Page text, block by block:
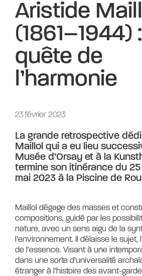
Aristide
(1861–1944)
quête de
l’harmonie
23 février 2023
La grande retrospective
Maillol qui a eu lieu
Musée d’Orsay et à la
termine son itinérance du
mai 2023 à la Piscine de
Maillol dégage des masses et
compositions, guidé par les
nature, avec un sens aigu de la
l’environnement. Il délaisse le sujet,
de l’essence. Visant à une
dans une sorte d’universalité
étranger à l’histoire des avant-